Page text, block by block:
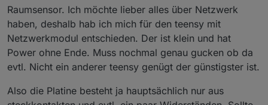
Raumsensor. Ich möchte lieber alles über Netzwerk
haben, deshalb hab ich mich für den teensy mit
Netzwerkmodul entschieden. Der ist klein und hat
Power ohne Ende. Muss nochmal genau gucken ob da
evtl. Nicht ein anderer teensy genügt der günstigster ist.
Also die Platine besteht ja hauptsächlich nur aus